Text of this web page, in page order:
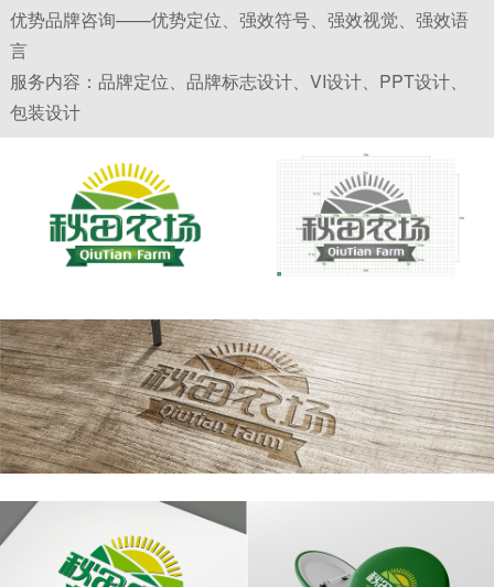
与此同时，秋田农场助推苏州绿色农场联盟发起，希
望联结苏州乃至周边地区中小型家庭农场生态生产
者，推广生态环境和谐的种植方式和技术，更多符合
秋田农场标准的农产品以公平合理的价格推向市场。
优势品牌咨询——优势定位、强效符号、强效视觉、强效语
言
服务内容：品牌定位、品牌标志设计、VI设计、PPT设计、
包装设计